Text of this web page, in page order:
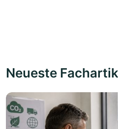
Neueste